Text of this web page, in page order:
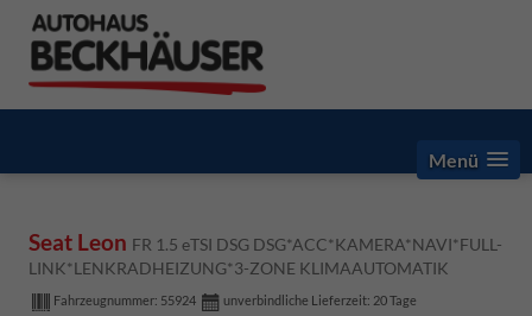
Menü
Seat Leon FR 1.5 eTSI DSG DSG*ACC*KAMERA*NAVI*FULL-
LINK*LENKRADHEIZUNG*3-ZONE KLIMAAUTOMATIK
Fahrzeugnummer: 55924 unverbindliche Lieferzeit: 20 Tage